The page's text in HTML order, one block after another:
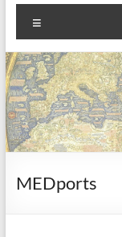
MEDports